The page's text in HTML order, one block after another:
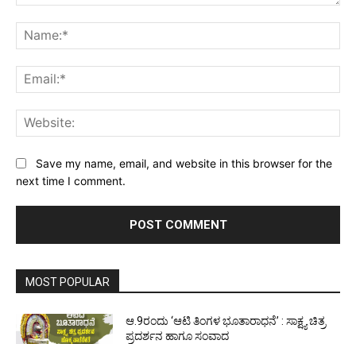
Save my name, email, and website in this browser for the
next time I comment.
MOST POPULAR
ಆ.9ರಂದು ‘ಆಟಿ ತಿಂಗಳ ಭೂತಾರಾಧನೆ’ : ಸಾಕ್ಷ್ಯ ಚಿತ್ರ
ಪ್ರದರ್ಶನ ಹಾಗೂ ಸಂವಾದ